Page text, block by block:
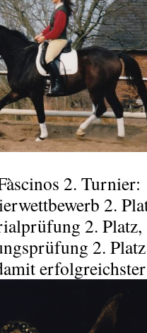
2. Turnier:
2.
2. Platz,
2.